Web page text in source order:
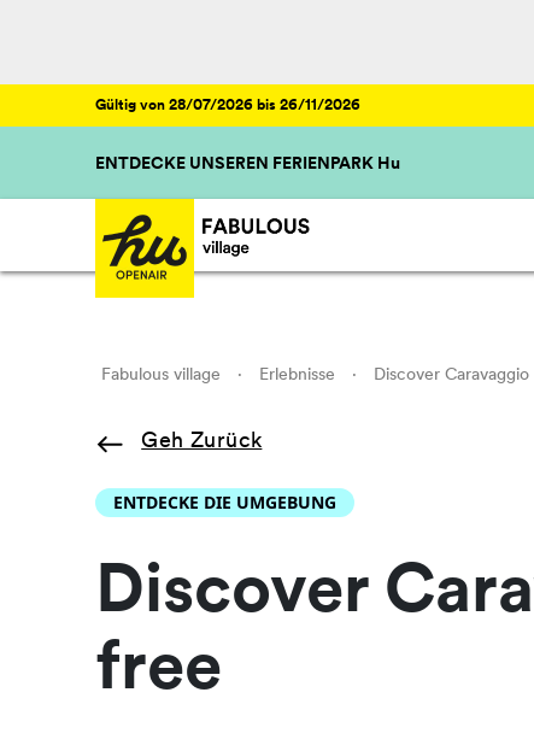
Gültig von 28/07/2026 bis 26/11/2026
ENTDECKE UNSEREN FERIENPARK Hu
Fabulous village · Erlebnisse · Discover
Geh Zurück
ENTDECKE DIE UMGEBUNG
Discover
free